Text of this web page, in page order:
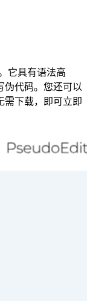
它具有语法高
伪代码。您还可以
需下载，即可立即